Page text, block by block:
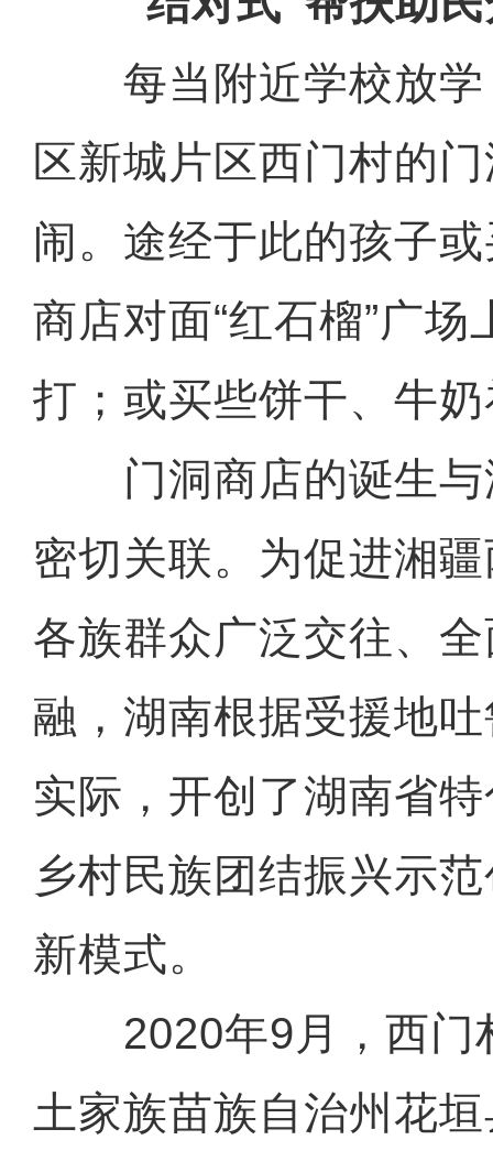
每当附近学校放学
区新城片区西门村的
闹。途经于此的孩子
商店对面“红石榴”广场
打；或买些饼干、牛
门洞商店的诞生与
密切关联。为促进湘
各族群众广泛交往、
融，湖南根据受援地
实际，开创了湖南省
乡村民族团结振兴示
新模式。
2020年9月，西门
土家族苗族自治州花